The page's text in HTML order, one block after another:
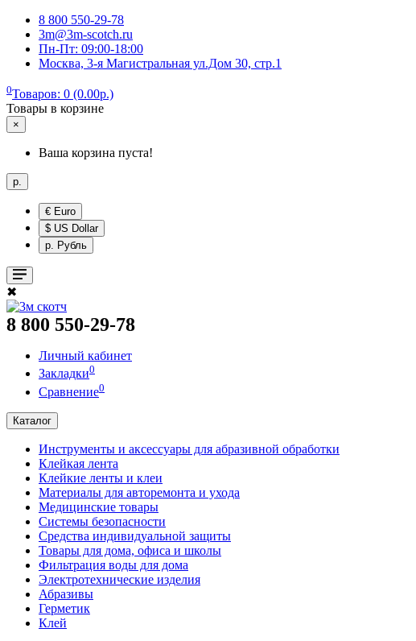
8 800 550-29-78
3m@3m-scotch.ru
Пн-Пт: 09:00-18:00
Москва, 3-я Магистральная ул.Дом 30, стр.1
0Товаров: 0 (0.00р.)
Товары в корзине
×
Ваша корзина пуста!
р.
€ Euro
$ US Dollar
р. Рубль
✖
8 800 550-29-78
Личный кабинет
Закладки0
Сравнение0
Каталог
Инструменты и аксессуары для абразивной обработки
Клейкая лента
Клейкие ленты и клеи
Материалы для авторемонта и ухода
Медицинские товары
Системы безопасности
Средства индивидуальной защиты
Товары для дома, офиса и школы
Фильтрация воды для дома
Электротехнические изделия
Абразивы
Герметик
Клей